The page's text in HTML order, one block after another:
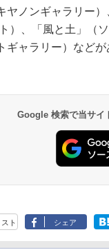
ヤノンギャラリー
）、「風と土」（
ギャラリー）などが
Google 検索で当サイ
スト シェア